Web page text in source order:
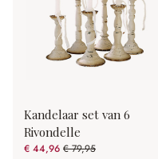
Kandelaar set van 6
Rivondelle
€ 44,96 € 79,95
(43.76% gespart)